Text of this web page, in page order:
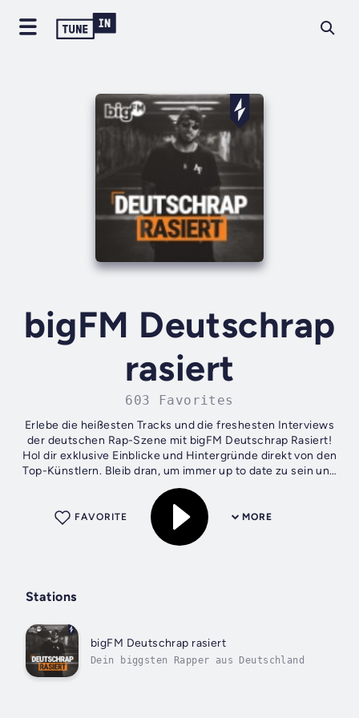
bigFM Deutschrap
rasiert
603 Favorites
Erlebe die heißesten Tracks und die freshesten Interviews
der deutschen Rap-Szene mit bigFM Deutschrap Rasiert!
Hol dir exklusive Einblicke und Hintergründe direkt von den
Top-Künstlern. Bleib dran, um immer up to date zu sein und
den Deutschrap in...
MORE
FAVORITE
Stations
bigFM Deutschrap rasiert
Dein biggsten Rapper aus Deutschland